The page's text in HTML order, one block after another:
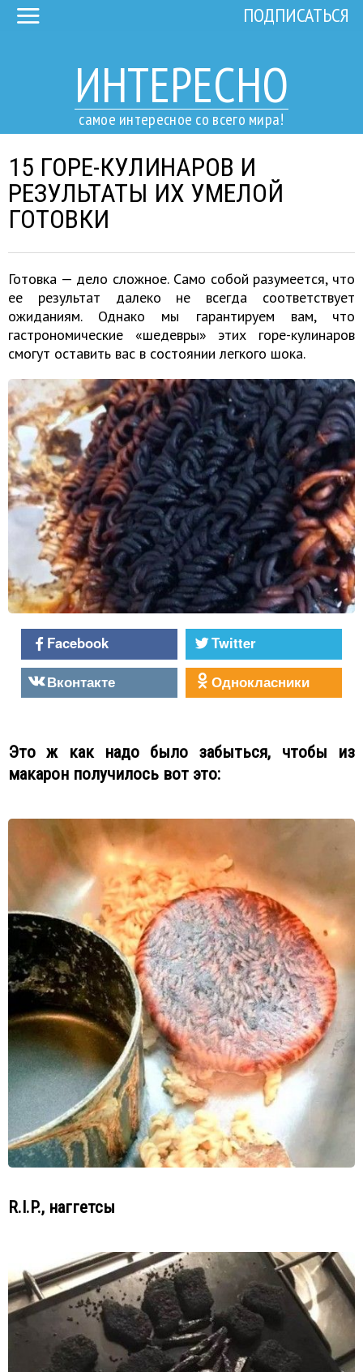
ИНТЕРЕСНО
самое интересное со всего мира!
ПОДПИСАТЬСЯ
15 ГОРЕ-КУЛИНАРОВ И
РЕЗУЛЬТАТЫ ИХ УМЕЛОЙ
ГОТОВКИ
Готовка — дело сложное. Само собой разумеется, что
ее результат далеко не всегда соответствует
ожиданиям. Однако мы гарантируем вам, что
гастрономические «шедевры» этих горе-кулинаров
смогут оставить вас в состоянии легкого шока.
Facebook
Twitter
Вконтакте
Однокласники
Это ж как надо было забыться, чтобы из
макарон получилось вот это:
R.I.P., наггетсы